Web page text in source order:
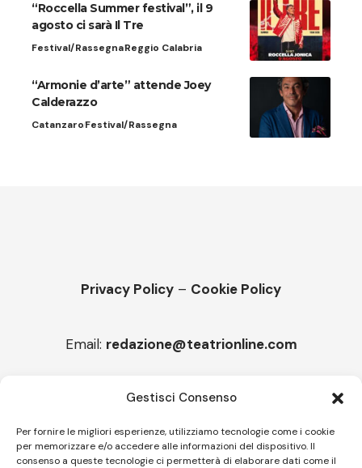
Gestisci Consenso
Per fornire le migliori esperienze, utilizziamo tecnologie come i cookie
per memorizzare e/o accedere alle informazioni del dispositivo. Il
consenso a queste tecnologie ci permetterà di elaborare dati come il
“Roccella Summer festival”, il 9
agosto ci sarà Il Tre
Festival/RassegnaReggio Calabria
“Armonie d’arte” attende Joey
Calderazzo
CatanzaroFestival/Rassegna
Privacy Policy – Cookie Policy
Email: redazione@teatrionline.com
“Cico festival! Oltre 1500 spettatori a Filadelfia